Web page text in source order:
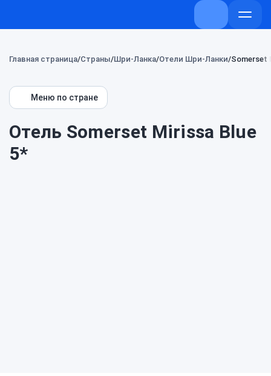
+7 (800) 707-
Главная страница Страны Шри-Ланка Отели Шри-Ланки Somerset
Меню по стране
Отель Somerset Mirissa Blue
5*